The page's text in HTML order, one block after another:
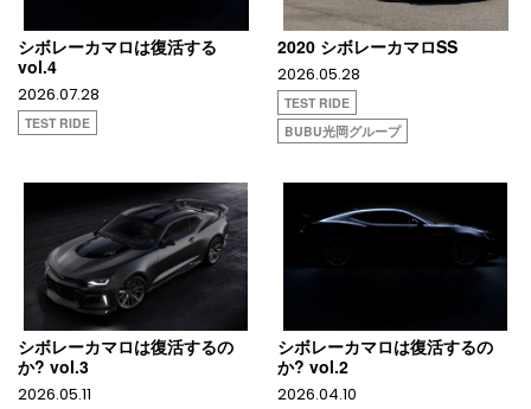
シボレーカマロは復活する
vol.4
2026.07.28
TEST RIDE
2020 シボレーカマロSS
2026.05.28
TEST RIDE
BUBU光岡グループ
シボレーカマロは復活するの
か? vol.3
2026.05.11
シボレーカマロは復活するの
か? vol.2
2026.04.10